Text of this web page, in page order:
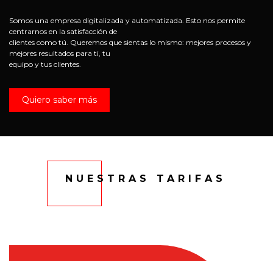
Somos una empresa digitalizada y automatizada. Esto nos permite
centrarnos en la satisfacción de
clientes como tú. Queremos que sientas lo mismo: mejores procesos y
mejores resultados para ti, tu
equipo y tus clientes.
Quiero saber más​
NUESTRAS TARIFAS